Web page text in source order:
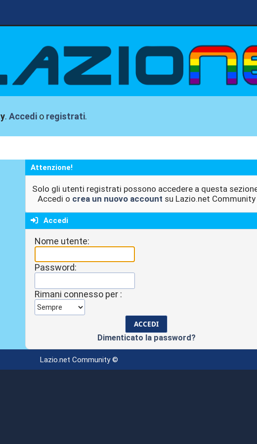
.Accedi o registrati.
Attenzione!
Solo gli utenti registrati possono accedere a questa
Accedi o crea un nuovo account su Lazio.net Community
Accedi
Nome utente:
Password:
Rimani connesso per :
Dimenticato la password?
Lazio.net Community ©